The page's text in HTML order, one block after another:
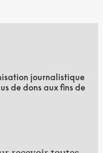
journalistique
de dons aux fins de